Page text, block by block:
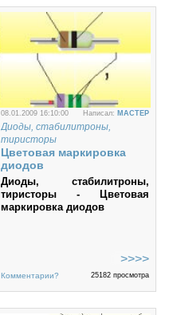
08.01.2009 16:10:00 Написал: MACTEP
Диоды, стабилитроны,
тиристоры
Цветовая маркировка
диодов
Диоды, стабилитроны,
тиристоры - Цветовая
маркировка диодов
Комментарии? 25182 просмотра